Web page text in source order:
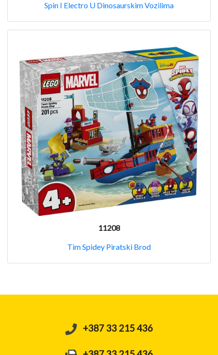
Spin I Electro U Dinosaurskim Vozilima
11208
Tim Spidey Piratski Brod
+387 33 215 436